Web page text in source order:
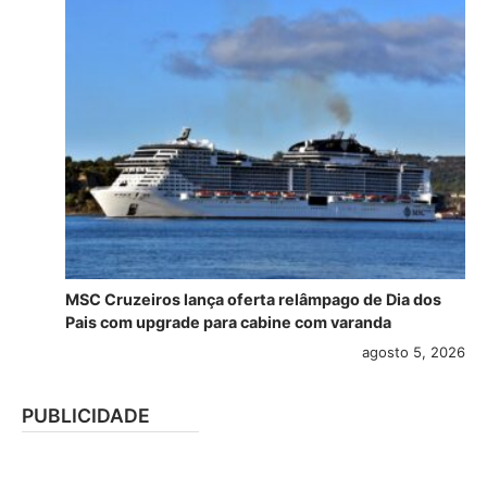
MSC Cruzeiros lança oferta relâmpago de Dia dos
Pais com upgrade para cabine com varanda
agosto 5, 2026
PUBLICIDADE